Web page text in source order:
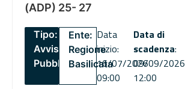
(ADP) 25- 27
Tipo:
Avviso
Pubblico
Ente:
Regione
Basilicata
Data
inizio:
16/07/2026
09:00
Data di
scadenza:
09/09/2026
12:00